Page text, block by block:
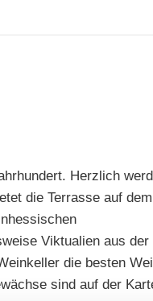
Herzlich
die Terrasse auf
Viktualien aus
die besten
sind auf der